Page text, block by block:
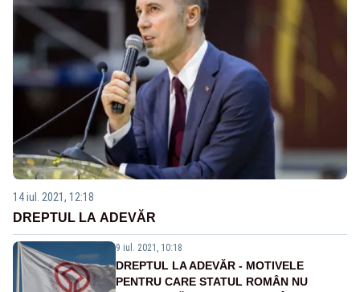
14 iul. 2021, 12:18
DREPTUL LA ADEVĂR
9 iul. 2021, 10:18
DREPTUL LA ADEVĂR - MOTIVELE
PENTRU CARE STATUL ROMÂN NU